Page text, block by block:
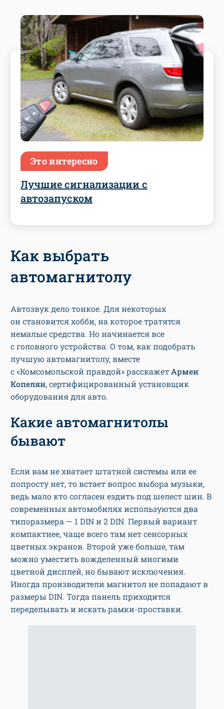
Это интересно
Лучшие сигнализации с
автозапуском
Как выбрать
автомагнитолу
Автозвук дело тонкое. Для некоторых
он становится хобби, на которое тратятся
немалые средства. Но начинается все
с головного устройства. О том, как подобрать
лучшую автомагнитолу, вместе
с «Комсомольской правдой» расскажетАрмен
Копелян, сертифицированный установщик
оборудования для авто.
Какие автомагнитолы
бывают
Если вам не хватает штатной системы или ее
попросту нет, то встает вопрос выбора музыки,
ведь мало кто согласен ездить под шелест шин. В
современных автомобилях используются два
типоразмера — 1 DIN и 2 DIN. Первый вариант
компактнее, чаще всего там нет сенсорных
цветных экранов. Второй уже больше, там
можно уместить вожделенный многими
цветной дисплей, но бывают исключения.
Иногда производители магнитол не попадают в
размеры DIN. Тогда панель приходится
переделывать и искать рамки-проставки.